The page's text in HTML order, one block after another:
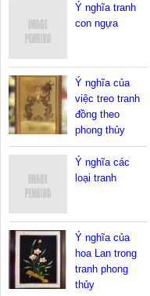
Ý nghĩa tranh
con ngựa
Ý nghĩa của
việc treo tranh
đồng theo
phong thủy
Ý nghĩa các
loại tranh
Ý nghĩa của
hoa Lan trong
tranh phong
thủy